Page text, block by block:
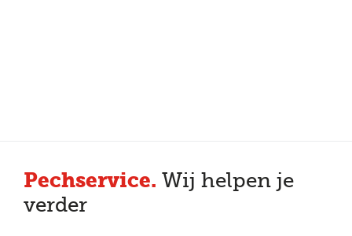
Pechservice. Wij helpen je
verder